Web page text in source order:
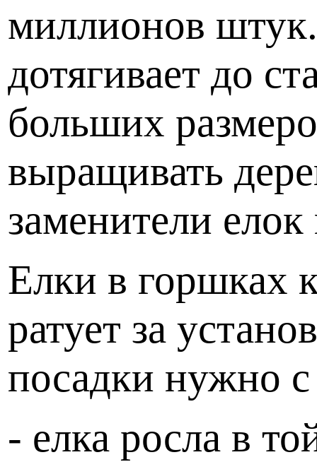
миллионов
дотягивает до
больших
выращивать
заменители
Елки в горшках
ратует за
посадки нужно
- елка росла в